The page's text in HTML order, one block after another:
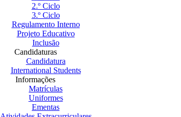
2.º Ciclo
3.º Ciclo
Regulamento Interno
Projeto Educativo
Inclusão
Candidaturas
Candidatura
International Students
Informações
Matrículas
Uniformes
Ementas